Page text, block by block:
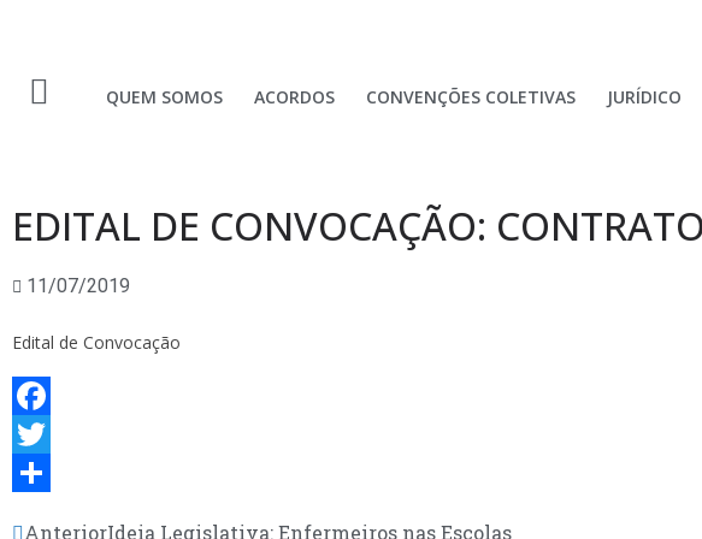
QUEM SOMOS ACORDOS CONVENÇÕES COLETIVAS JURÍDICO
EDITAL DE CONVOCAÇÃO:
11/07/2019
Edital de Convocação
F
aT
AnteriorIdeia Legislativa: Enfermeiros nas Escolas